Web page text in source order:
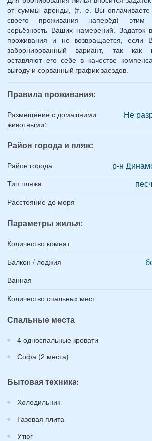
от суммы аренды, (т. е. Вы оплачиваете
своего проживания наперёд) этим
серьёзность Ваших намерений. Задаток
проживания и не возвращается, если
забронированный вариант, так как
оставляют его себе в качестве
выгоду и сорванный график заездов.
Правила проживания:
Размещение с домашними
животными:
Не
Район города и пляж:
Район города р-н
Тип пляжа
Расстояние до моря
Параметры жилья:
Количество комнат
Балкон / лоджия
Ванная
Количество спальных мест
Спальные места
4 односпальные кровати
Софа (2 места)
Бытовая техника:
Холодильник
Газовая плита
Утюг